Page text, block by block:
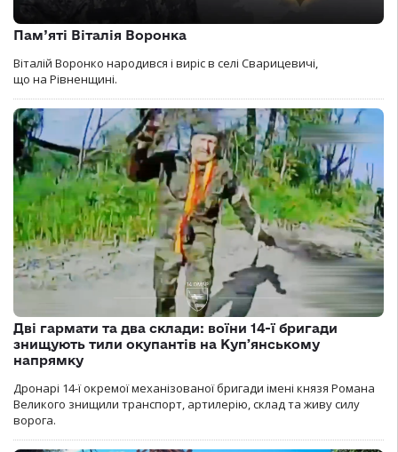
Пам’яті Віталія Воронка
Віталій Воронко народився і виріс в селі Сварицевичі,
що на Рівненщині.
Дві гармати та два склади: воїни 14-ї бригади
знищують тили окупантів на Купʼянському
напрямку
Дронарі 14-ї окремої механізованої бригади імені князя Романа
Великого знищили транспорт, артилерію, склад та живу силу
ворога.